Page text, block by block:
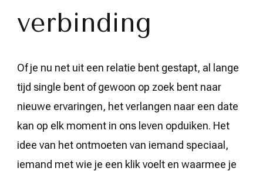
verbinding
Of je nu net uit een relatie bent gestapt, al lange
tijd single bent of gewoon op zoek bent naar
nieuwe ervaringen, het verlangen naar een date
kan op elk moment in ons leven opduiken. Het
idee van het ontmoeten van iemand speciaal,
iemand met wie je een klik voelt en waarmee je